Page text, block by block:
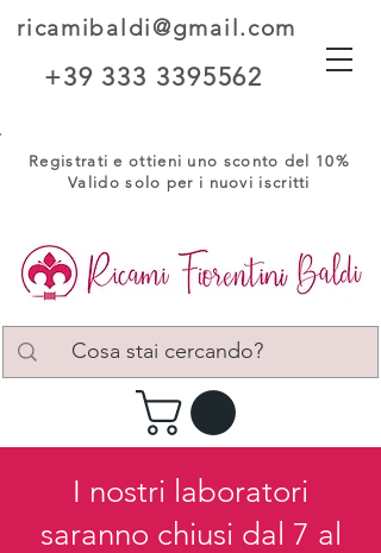
ricamibaldi@gmail.com
+39 333 3395562
Registrati e ottieni uno sconto del 10%
Valido solo per i nuovi iscritti
I nostri laboratori
saranno chiusi dal 7 al